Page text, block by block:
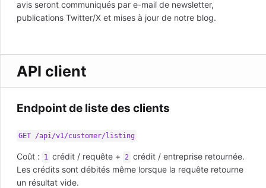
avis seront communiqués par e-mail de newsletter,
publications Twitter/X et mises à jour de notre blog.
API client
Endpoint de liste des clients
GET /api/v1/customer/listing
Coût : 1 crédit / requête + 2 crédit / entreprise retournée.
Les crédits sont débités même lorsque la requête retourne
un résultat vide.